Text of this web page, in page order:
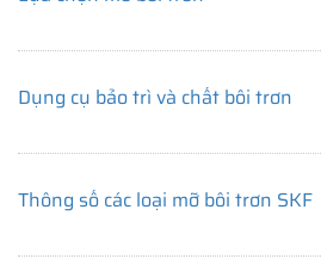
Dụng cụ bảo trì và chất bôi trơn
Thông số các loại mỡ bôi trơn SKF